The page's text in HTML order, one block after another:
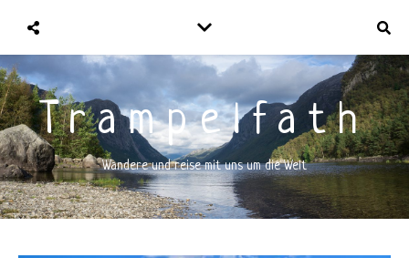
Trampelfath
Wandere und reise mit uns um die Welt